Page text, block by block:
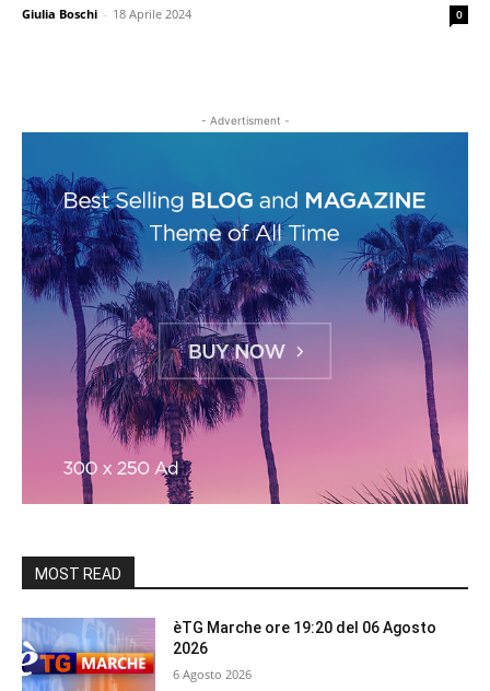
Giulia Boschi - 18 Aprile 2024 0
- Advertisment -
MOST READ
èTG Marche ore 19:20 del 06 Agosto
2026
6 Agosto 2026